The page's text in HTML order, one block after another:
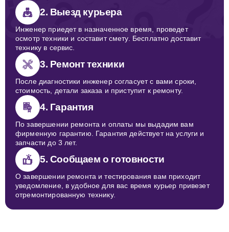
2. Выезд курьера
Инженер приедет в назначенное время, проведет
осмотр техники и составит смету. Бесплатно доставит
технику в сервис.
3. Ремонт техники
После диагностики инженер согласует с вами сроки,
стоимость, детали заказа и приступит к ремонту.
4. Гарантия
По завершении ремонта и оплаты мы выдадим вам
фирменную гарантию. Гарантия действует на услуги и
запчасти до 3 лет.
5. Сообщаем о готовности
О завершении ремонта и тестирования вам приходит
уведомление, в удобное для вас время курьер привезет
отремонтированную технику.